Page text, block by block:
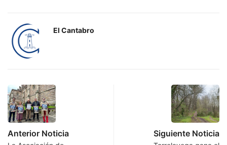
El Cantabro
Anterior Noticia Siguiente Noticia